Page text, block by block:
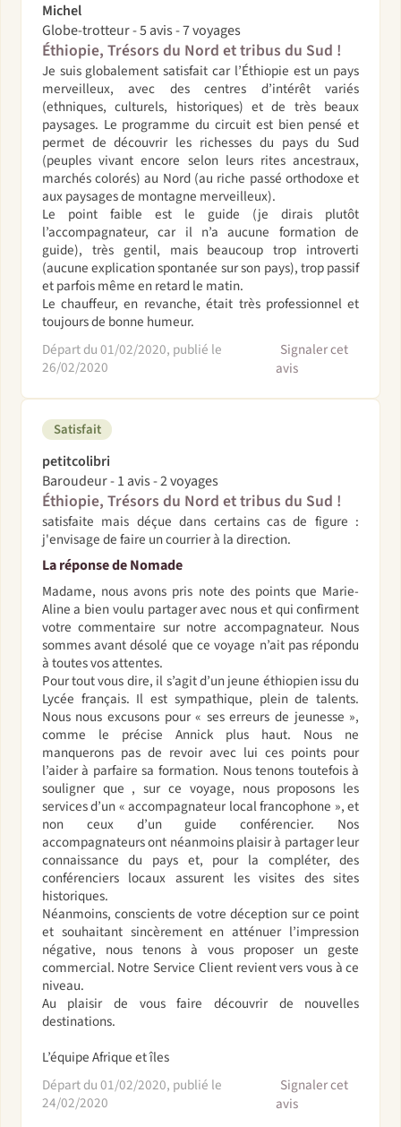
Michel
Globe-trotteur - 5 avis - 7 voyages
Éthiopie, Trésors du Nord et tribus du Sud !
Je suis globalement satisfait car l’Éthiopie est un pays
merveilleux, avec des centres d’intérêt variés
(ethniques, culturels, historiques) et de très beaux
paysages. Le programme du circuit est bien pensé et
permet de découvrir les richesses du pays du Sud
(peuples vivant encore selon leurs rites ancestraux,
marchés colorés) au Nord (au riche passé orthodoxe et
aux paysages de montagne merveilleux).
Le point faible est le guide (je dirais plutôt
l’accompagnateur, car il n’a aucune formation de
guide), très gentil, mais beaucoup trop introverti
(aucune explication spontanée sur son pays), trop passif
et parfois même en retard le matin.
Le chauffeur, en revanche, était très professionnel et
toujours de bonne humeur.
Départ du 01/02/2020, publié le
26/02/2020
Signaler cet
avis
Satisfait
petitcolibri
Baroudeur - 1 avis - 2 voyages
Éthiopie, Trésors du Nord et tribus du Sud !
satisfaite mais déçue dans certains cas de figure :
j'envisage de faire un courrier à la direction.
La réponse de Nomade
Madame, nous avons pris note des points que Marie-
Aline a bien voulu partager avec nous et qui confirment
votre commentaire sur notre accompagnateur. Nous
sommes avant désolé que ce voyage n’ait pas répondu
à toutes vos attentes.
Pour tout vous dire, il s’agit d’un jeune éthiopien issu du
Lycée français. Il est sympathique, plein de talents.
Nous nous excusons pour « ses erreurs de jeunesse »,
comme le précise Annick plus haut. Nous ne
manquerons pas de revoir avec lui ces points pour
l’aider à parfaire sa formation. Nous tenons toutefois à
souligner que , sur ce voyage, nous proposons les
services d’un « accompagnateur local francophone », et
non ceux d’un guide conférencier. Nos
accompagnateurs ont néanmoins plaisir à partager leur
connaissance du pays et, pour la compléter, des
conférenciers locaux assurent les visites des sites
historiques.
Néanmoins, conscients de votre déception sur ce point
et souhaitant sincèrement en atténuer l’impression
négative, nous tenons à vous proposer un geste
commercial. Notre Service Client revient vers vous à ce
niveau.
Au plaisir de vous faire découvrir de nouvelles
destinations.
L’équipe Afrique et îles
Départ du 01/02/2020, publié le
24/02/2020
Signaler cet
avis